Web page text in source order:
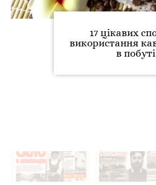
17 цікавих
використання
в побуті